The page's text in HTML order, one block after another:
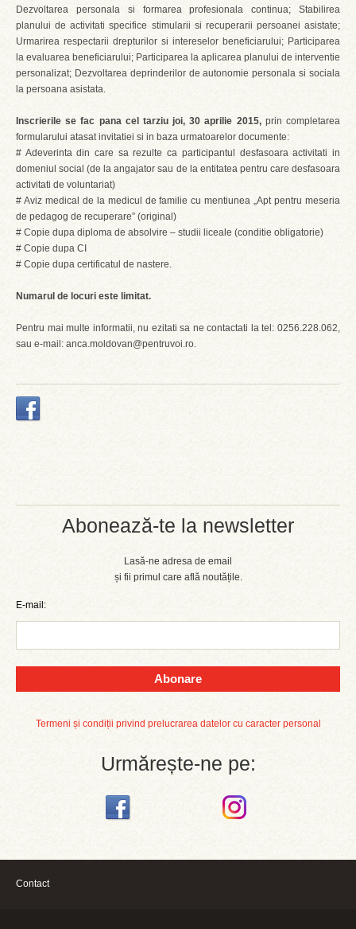
Abonează-te la newsletter
Lasă-ne adresa de email
și fii primul care află noutățile.
E-mail:
Abonare
Termeni și condiții privind prelucrarea datelor cu caracter personal
Urmărește-ne pe:
Dezvoltarea personala si formarea profesionala continua; Stabilirea
planului de activitati specifice stimularii si recuperarii persoanei asistate;
Urmarirea respectarii drepturilor si intereselor beneficiarului; Participarea
la evaluarea beneficiarului; Participarea la aplicarea planului de interventie
personalizat; Dezvoltarea deprinderilor de autonomie personala si sociala
la persoana asistata.
Inscrierile se fac pana cel tarziu joi, 30 aprilie 2015,prin completarea
formularului atasat invitatiei si in baza urmatoarelor documente:
# Adeverinta din care sa rezulte ca participantul desfasoara activitati in
domeniul social (de la angajator sau de la entitatea pentru care desfasoara
activitati de voluntariat)
# Aviz medical de la medicul de familie cu mentiunea „Apt pentru meseria
de pedagog de recuperare” (original)
# Copie dupa diploma de absolvire – studii liceale (conditie obligatorie)
# Copie dupa CI
# Copie dupa certificatul de nastere.
Numarul de locuri este limitat.
Pentru mai multe informatii, nu ezitati sa ne contactati la tel: 0256.228.062,
sau e-mail: anca.moldovan@pentruvoi.ro.
Contact